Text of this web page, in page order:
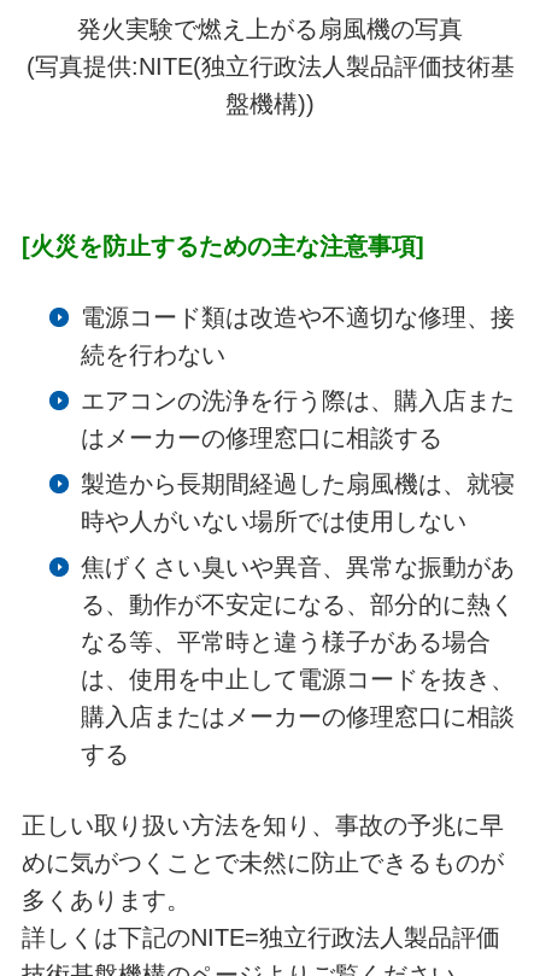
発火実験で燃え上がる扇風機の写真
(写真提供:NITE(独立行政法人製品評価技術基
盤機構))
[火災を防止するための主な注意事項]
電源コード類は改造や不適切な修理、接
続を行わない
エアコンの洗浄を行う際は、購入店また
はメーカーの修理窓口に相談する
製造から長期間経過した扇風機は、就寝
時や人がいない場所では使用しない
焦げくさい臭いや異音、異常な振動があ
る、動作が不安定になる、部分的に熱く
なる等、平常時と違う様子がある場合
は、使用を中止して電源コードを抜き、
購入店またはメーカーの修理窓口に相談
する
正しい取り扱い方法を知り、事故の予兆に早
めに気がつくことで未然に防止できるものが
多くあります。
詳しくは下記のNITE=独立行政法人製品評価